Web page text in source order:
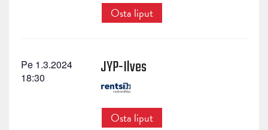
Osta liput
Pe 1.3.2024
18:30
JYP-Ilves
Osta liput